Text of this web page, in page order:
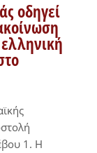
οδηγεί
1. Η